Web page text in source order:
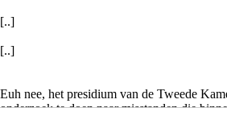
[..]
[..]
Euh nee, het presidium van de Tweede
onderzoek te doen naar misstanden die